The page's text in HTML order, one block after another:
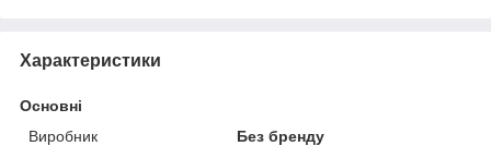
Характеристики
Основні
Виробник
Без бренду